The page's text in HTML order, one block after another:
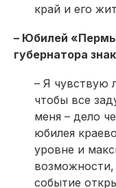
край и его
– Юбилей
губернатора
– Я чувствую
чтобы все
меня – дело
юбилея
уровне и
возможности,
событие